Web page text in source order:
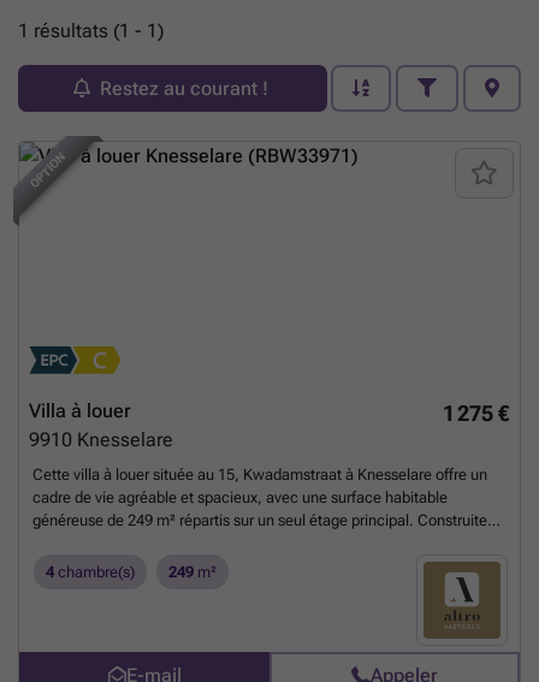
1 résultats (1 - 1)
Restez au courant !
OPTION
1 275 €
Villa à louer
9910 Knesselare
Cette villa à louer située au 15, Kwadamstraat à Knesselare offre un
cadre de vie agréable et spacieux, avec une surface habitable
généreuse de 249 m² répartis sur un seul étage principal. Construite
architecture sur quatre façades. L’intérieur comprend un hall d’entrée
accueillant avec un toilette séparé pour les invités, ainsi qu’une pièce
supplémentaire modulable en chambre ou bureau selon vos besoins.
La grande pièce de vie de 38 m² baignée de lumière naturelle s’ouvre
sur une cuisine de 21 m², complétée par une pièce annexe pratique,
4 chambre(s) 249 m²
E-mail Appeler